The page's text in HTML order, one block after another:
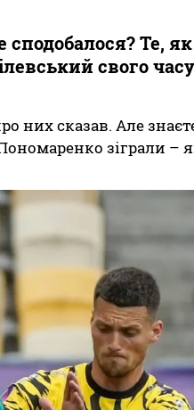
Те, як
свого
них сказав. Але
зіграли –